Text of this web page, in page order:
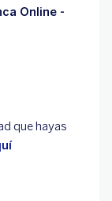
Online -
que hayas